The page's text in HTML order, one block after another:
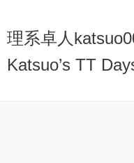
理系卓人
Katsuo’s TT